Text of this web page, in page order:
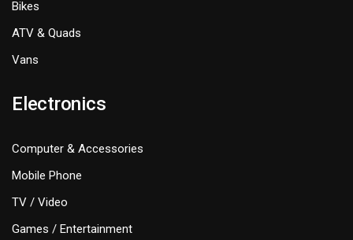
Bikes
ATV & Quads
Vans
Electronics
Computer & Accessories
Mobile Phone
TV / Video
Games / Entertainment